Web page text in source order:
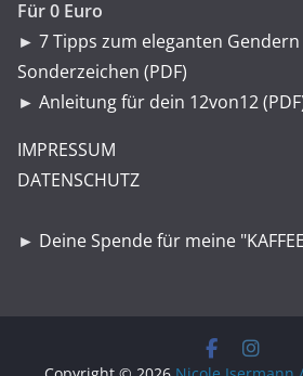
Für 0 Euro
► 7 Tipps zum eleganten
Sonderzeichen (PDF)
► Anleitung für dein 12von12
IMPRESSUM
DATENSCHUTZ
► Deine Spende für meine